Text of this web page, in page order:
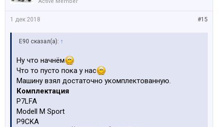
#15
1 дек 2018
E90 сказал(а): ↑
Ну что начнём
Что то пусто пока у нас
Машину взял достаточно укомплектованную.
Комплектация
P7LFA
Modell M Sport
P9CKA